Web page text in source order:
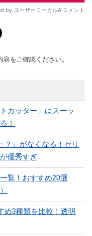
をご確認ください。
カッター」はスーッ
！
？」がなくなる！セリ
優秀すぎ
覧！おすすめ20選
め3種類を比較！透明